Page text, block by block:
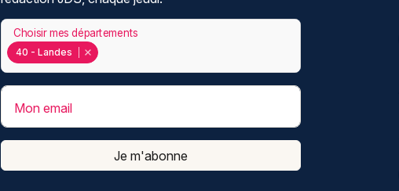
40 - Landes
Choisir mes départements
Mon email
Je m'abonne